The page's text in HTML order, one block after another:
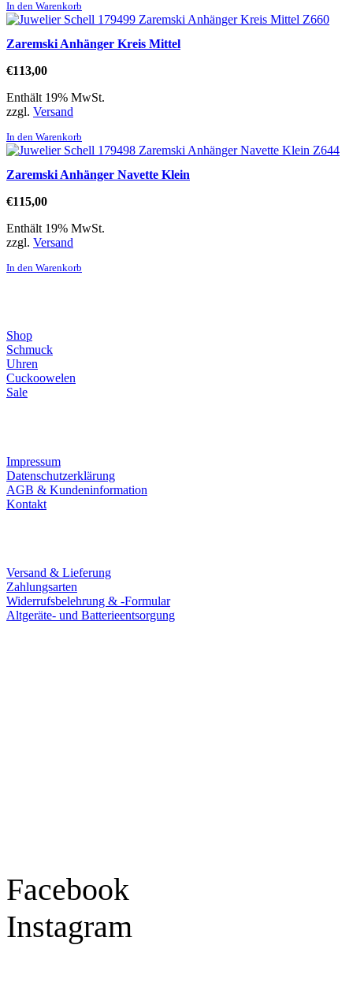
In den Warenkorb
Zaremski Anhänger Kreis Mittel
€113,00
Enthält 19% MwSt.
zzgl. Versand
In den Warenkorb
Zaremski Anhänger Navette Klein
€115,00
Enthält 19% MwSt.
zzgl. Versand
In den Warenkorb
Shop
Schmuck
Uhren
Cuckoowelen
Sale
Impressum
Datenschutzerklärung
AGB & Kundeninformation
Kontakt
Versand & Lieferung
Zahlungsarten
Widerrufsbelehrung & -Formular
Altgeräte- und Batterieentsorgung
Facebook
Instagram